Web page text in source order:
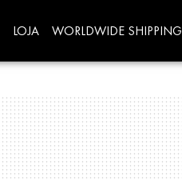
LOJA WORLDWIDE SHIPPING